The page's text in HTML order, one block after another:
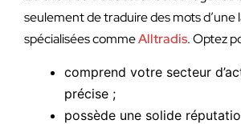
seulement de traduire des mots
spécialisées commeAlltradis. Optez
comprend votre secteur
précise ;
possède une solide